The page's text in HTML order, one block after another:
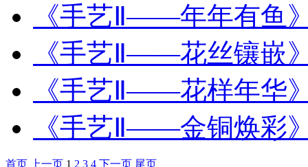
《手艺Ⅱ——年年有鱼
《手艺Ⅱ——花丝镶嵌
《手艺Ⅱ——花样年华
《手艺Ⅱ——金铜焕彩
首页 上一页 1 2 3 4 下一页 尾页